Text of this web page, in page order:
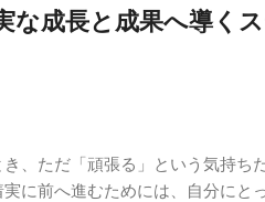
な成長と成果へ導く
、ただ「頑張る」という気持ち
に前へ進むためには、自分にと